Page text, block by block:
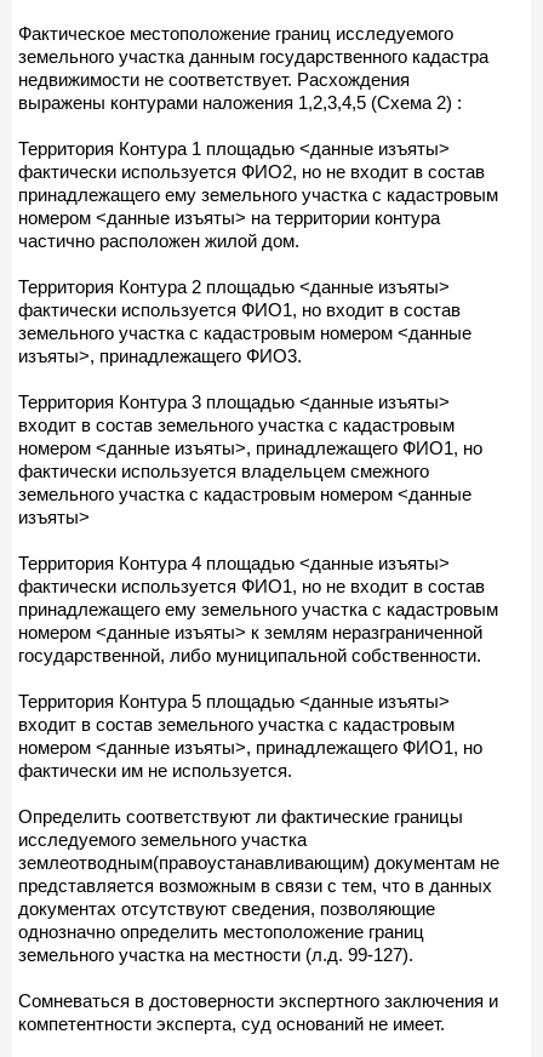
Фактическое местоположение границ исследуемого
земельного участка данным государственного кадастра
недвижимости не соответствует. Расхождения
выражены контурами наложения 1,2,3,4,5 (Схема 2) :
Территория Контура 1 площадью <данные изъяты>
фактически используется ФИО2, но не входит в состав
принадлежащего ему земельного участка с кадастровым
номером <данные изъяты> на территории контура
частично расположен жилой дом.
Территория Контура 2 площадью <данные изъяты>
фактически используется ФИО1, но входит в состав
земельного участка с кадастровым номером <данные
изъяты>, принадлежащего ФИО3.
Территория Контура 3 площадью <данные изъяты>
входит в состав земельного участка с кадастровым
номером <данные изъяты>, принадлежащего ФИО1, но
фактически используется владельцем смежного
земельного участка с кадастровым номером <данные
изъяты>
Территория Контура 4 площадью <данные изъяты>
фактически используется ФИО1, но не входит в состав
принадлежащего ему земельного участка с кадастровым
номером <данные изъяты> к землям неразграниченной
государственной, либо муниципальной собственности.
Территория Контура 5 площадью <данные изъяты>
входит в состав земельного участка с кадастровым
номером <данные изъяты>, принадлежащего ФИО1, но
фактически им не используется.
Определить соответствуют ли фактические границы
исследуемого земельного участка
землеотводным(правоустанавливающим) документам не
представляется возможным в связи с тем, что в данных
документах отсутствуют сведения, позволяющие
однозначно определить местоположение границ
земельного участка на местности (л.д. 99-127).
Сомневаться в достоверности экспертного заключения и
компетентности эксперта, суд оснований не имеет.